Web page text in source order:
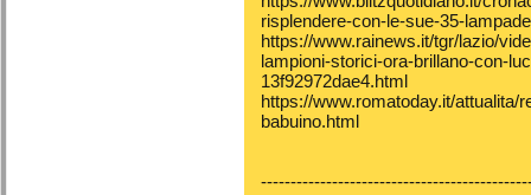
risplendere-con-le-sue-35-
https://www.rainews.it/tgr/lazio/
lampioni-storici-ora-brillano-con-
13f92972dae4.html
https://www.romatoday.it/attualita/
babuino.html